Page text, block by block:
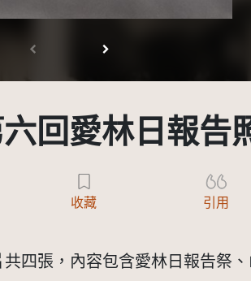
權法保護-僅限於本平台有限度公開瀏覽
回愛林日報告
收藏 引用
四張，內容包含愛林日報告祭